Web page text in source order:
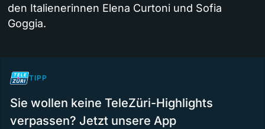
den Italienerinnen Elena Curtoni und Sofia
Goggia.
TIPP
Sie wollen keine TeleZüri-Highlights
verpassen? Jetzt unsere App